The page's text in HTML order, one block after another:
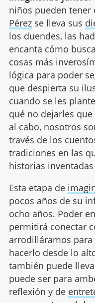
niños pueden tener
Pérezse lleva sus
los duendes, las
encanta cómo
cosas más
lógica para poder
que despierta su
cuando se les
qué no dejarles
al cabo, nosotros
través de los
tradiciones en las
historias
Esta etapa de
pocos años de su
ocho años. Poder
permitirá conectar
arrodilláramos
hacerlo desde lo
también puede
puede ser para
reflexión y de